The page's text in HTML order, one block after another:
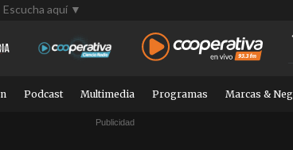
Escucha aquí ▼
Podcast Multimedia Programas Marcas &